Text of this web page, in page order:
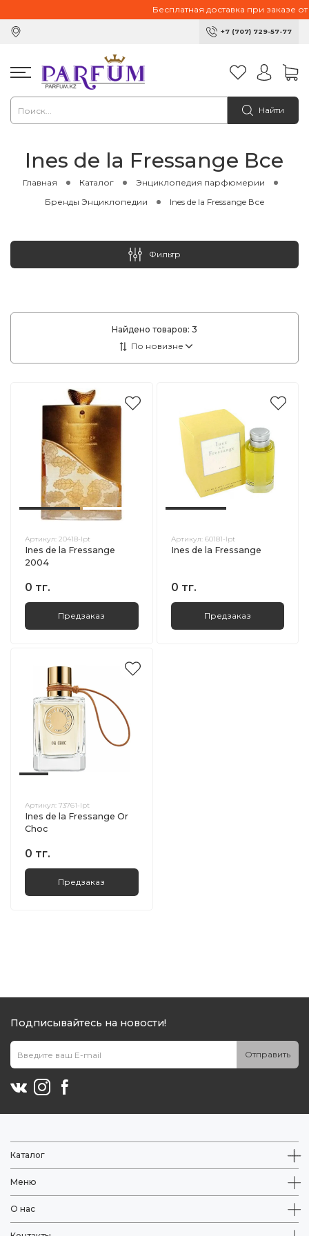
Бесплатная доставка при заказе от
+7 (707) 729-57-77
Найти
Ines de la Fressange Все
Главная Каталог
Энциклопедия парфюмерии
Бренды Энциклопедии
Ines de la Fressange Все
Найдено товаров: 3
Артикул: 20418-lpt
Ines de la Fressange
2004
0 тг.
Предзаказ
Артикул: 60181-lpt
Ines de la Fressange
0 тг.
Предзаказ
Артикул: 73761-lpt
Ines de la Fressange Or
Choc
0 тг.
Предзаказ
Фильтр
Подписывайтесь на новости!
Отправить
Каталог
Меню
О нас